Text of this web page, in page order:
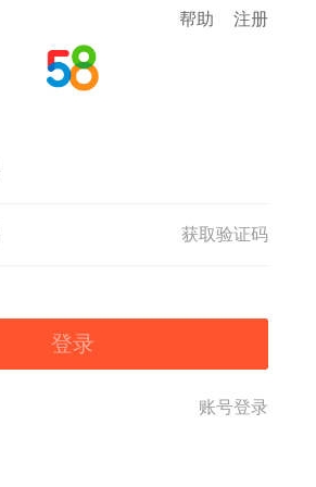
帮助 注册
获取验证码
登录
账号登录